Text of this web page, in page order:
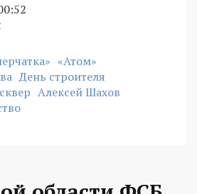
«Атом»
День строителя
Алексей Шахов